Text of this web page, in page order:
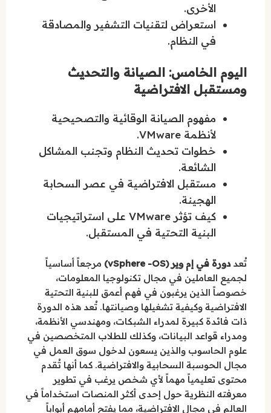
الأخرى.
استعراض لتقنيات التشفير والمصادقة
في النظام.
اليوم الخامس: الصيانة والتحديث
ومستقبل الافتراضية
مفهوم الصيانة الوقائية والتصحيحية
لأنظمة VMware.
خطوات تحديث النظام وتجنب المشاكل
الشائعة.
مستقبل الافتراضية في عصر السحابة
الهجينة.
كيف تؤثر VMware على استراتيجيات
البنية التحتية في المستقبل.
تُعددورة في إم وير (vSphere -OS)
مرجعاً أساسياً
لجميع العاملين في مجال تكنولوجيا المعلومات،
خصوصاً الذين يرغبون في فهم أعمق للبنية التحتية
الافتراضية وكيفية تشغيلها وصيانتها. تُعد هذه الدورة
ذات فائدة كبيرة لمدراء الشبكات، ومهندسي الأنظمة،
ومدراء قواعد البيانات، وكذلك للطلاب المتخصصين في
علوم الحاسوب والذين يسعون لدخول سوق العمل في
مجال الحوسبة السحابية والافتراضية. كما أنها تُقدم
محتوى تعليمياً مهماً لأي شخص يرغب في تطوير
معرفته النظرية حول إحدى أكثر المنصات استخداماً في
العالم في مجال الافتراضية، مما يفتح أمامهم أبواباً